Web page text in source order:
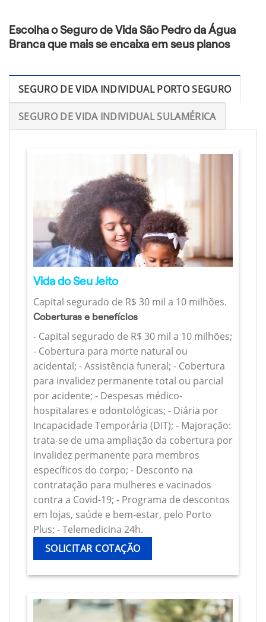
Escolha o Seguro de Vida São Pedro da Água
Branca que mais se encaixa em seus planos
SEGURO DE VIDA INDIVIDUAL PORTO SEGURO
SEGURO DE VIDA INDIVIDUAL SULAMÉRICA
Vida do Seu Jeito
Capital segurado de R$ 30 mil a 10 milhões.
Coberturas e benefícios
- Capital segurado de R$ 30 mil a 10 milhões;
- Cobertura para morte natural ou
acidental; - Assistência funeral; - Cobertura
para invalidez permanente total ou parcial
por acidente; - Despesas médico-
hospitalares e odontológicas; - Diária por
Incapacidade Temporária (DIT); - Majoração:
trata-se de uma ampliação da cobertura por
invalidez permanente para membros
específicos do corpo; - Desconto na
contratação para mulheres e vacinados
contra a Covid-19; - Programa de descontos
em lojas, saúde e bem-estar, pelo Porto
Plus; - Telemedicina 24h.
SOLICITAR COTAÇÃO